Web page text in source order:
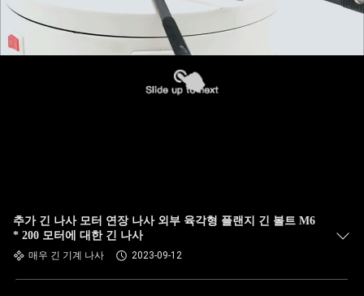
추가 긴 나사 모터 연장 나사 외부 육각형 플랜지 긴 볼트 M6
* 200 모터에 대한 긴 나사
매우 긴 기계 나사 2023-09-12